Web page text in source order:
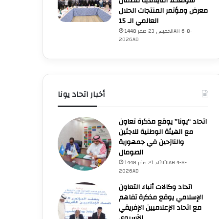
معرض ومؤتمر المنتجات الحلال
العالمي الـ 15
الخميس 23 صفر 1448AH 6-8-
2026AD
أخبار اتحاد يونا
اتحاد “يونا” يوقع مذكرة تعاون
مع الهيئة الوطنية للاجئين
والنازحين في جمهورية
الصومال
الثلاثاء 21 صفر 1448AH 4-8-
2026AD
اتحاد وكالات أنباء التعاون
الإسلامي يوقع مذكرة تفاهم
مع اتحاد الإعلاميين الإفريقي